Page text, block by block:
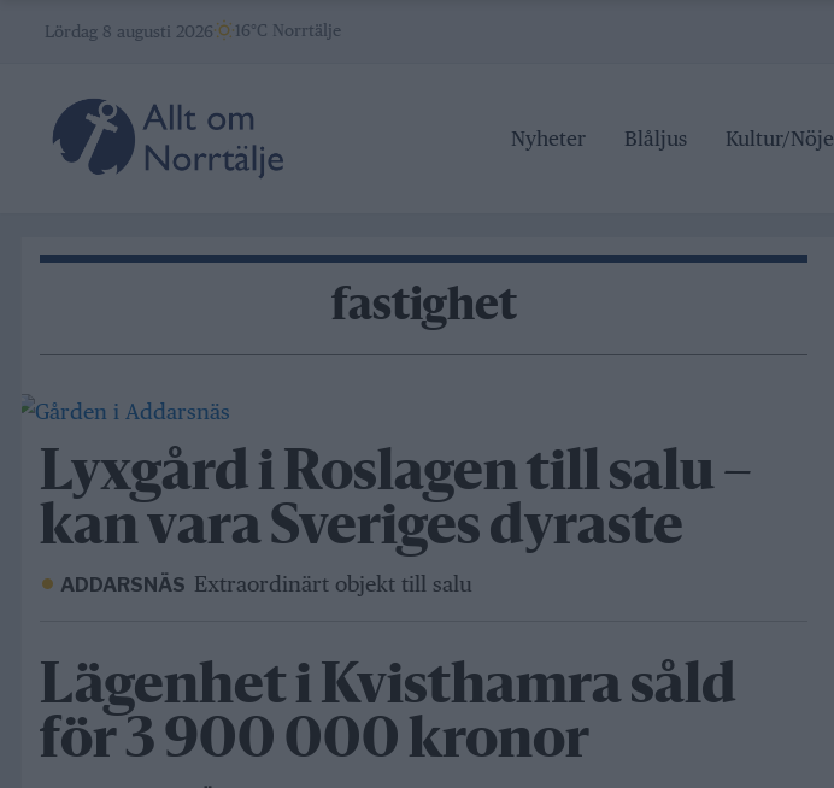
Lördag 8 augusti 2026 16°C Norrtälje
Nyheter Blåljus Kultur/Nöje
fastighet
Lyxgård i Roslagen till salu –
kan vara Sveriges dyraste
ADDARSNÄS Extraordinärt objekt till salu
Lägenhet i Kvisthamra såld
för 3 900 000 kronor